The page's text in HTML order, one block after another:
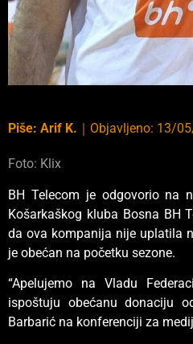
Piše: Arif K. Objavljeno: 13/
Foto: Klix
BH Telecom je odgovorio na
Košarkaškog kluba Bosna BH
da ova kompanija nije uplatila
je obećan na početku sezone.
“Apelujemo na Vladu
ispoštuju obećanu donaciju
Barbarić na konferenciji za